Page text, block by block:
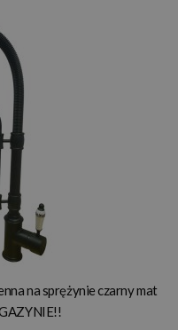
na sprężynie czarny mat